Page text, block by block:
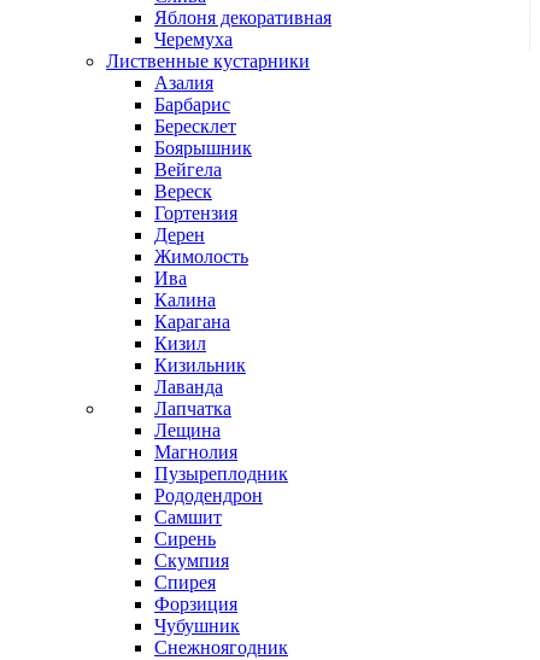
Яблоня декоративная
Черемуха
Лиственные кустарники
Азалия
Барбарис
Бересклет
Боярышник
Вейгела
Вереск
Гортензия
Дерен
Жимолость
Ива
Калина
Карагана
Кизил
Кизильник
Лаванда
Лапчатка
Лещина
Магнолия
Пузыреплодник
Рододендрон
Самшит
Сирень
Скумпия
Спирея
Форзиция
Чубушник
Снежноягодник